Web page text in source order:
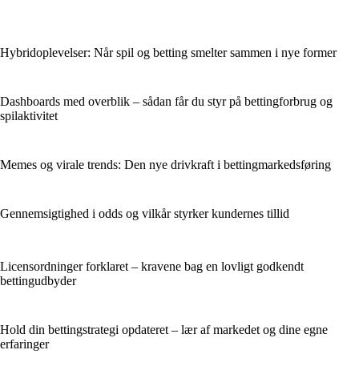
Hybridoplevelser: Når spil og betting smelter sammen i nye former
Dashboards med overblik – sådan får du styr på bettingforbrug og
spilaktivitet
Memes og virale trends: Den nye drivkraft i bettingmarkedsføring
Gennemsigtighed i odds og vilkår styrker kundernes tillid
Licensordninger forklaret – kravene bag en lovligt godkendt
bettingudbyder
Hold din bettingstrategi opdateret – lær af markedet og dine egne
erfaringer